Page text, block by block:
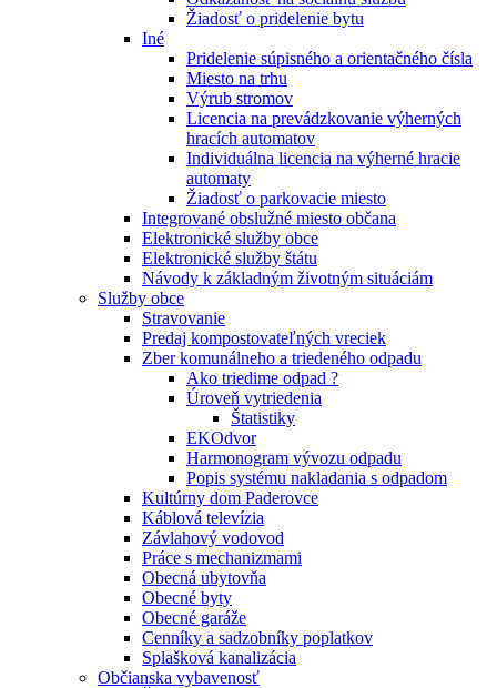
Žiadosť o pridelenie bytu
Iné
Pridelenie súpisného a orientačného čísla
Miesto na trhu
Výrub stromov
Licencia na prevádzkovanie výherných
hracích automatov
Individuálna licencia na výherné hracie
automaty
Žiadosť o parkovacie miesto
Integrované obslužné miesto občana
Elektronické služby obce
Elektronické služby štátu
Návody k základným životným situáciám
Služby obce
Stravovanie
Predaj kompostovateľných vreciek
Zber komunálneho a triedeného odpadu
Ako triedime odpad ?
Úroveň vytriedenia
Štatistiky
EKOdvor
Harmonogram vývozu odpadu
Popis systému nakladania s odpadom
Kultúrny dom Paderovce
Káblová televízia
Závlahový vodovod
Práce s mechanizmami
Obecná ubytovňa
Obecné byty
Obecné garáže
Cenníky a sadzobníky poplatkov
Splašková kanalizácia
Občianska vybavenosť